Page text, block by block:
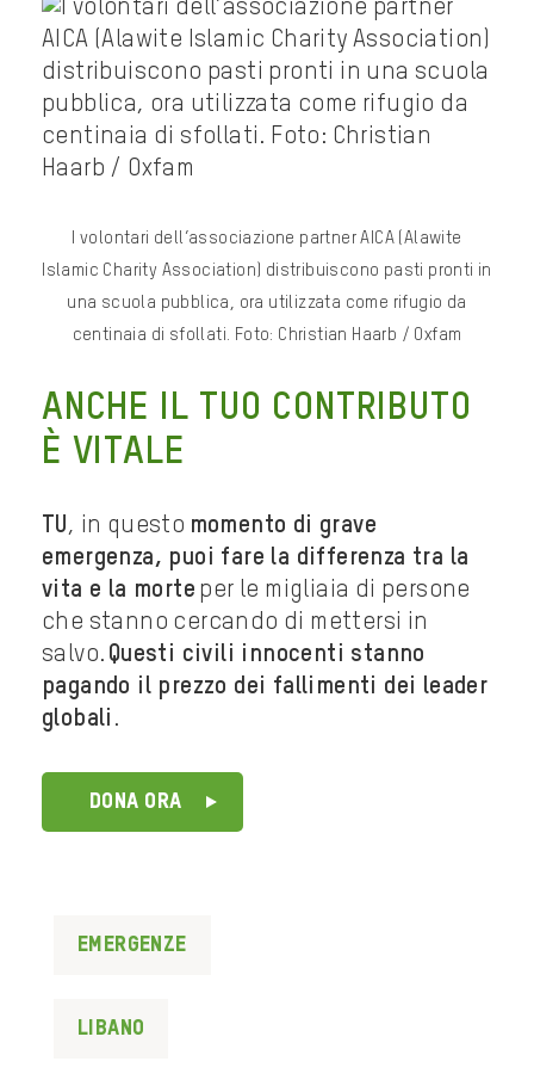
I volontari dell’associazione partner AICA (Alawite
Islamic Charity Association) distribuiscono pasti pronti in
una scuola pubblica, ora utilizzata come rifugio da
centinaia di sfollati. Foto: Christian Haarb / Oxfam
ANCHE IL TUO CONTRIBUTO
È VITALE
TU, in questo momento di grave
emergenza, puoi fare la differenza tra la
vita e la morte per le migliaia di persone
che stanno cercando di mettersi in
salvo. Questi civili innocenti stanno
pagando il prezzo dei fallimenti dei leader
globali .
DONA ORA
Emergenze
Libano